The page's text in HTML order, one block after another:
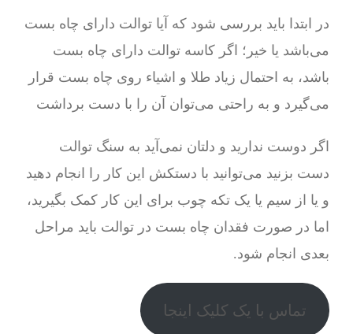
در ابتدا باید بررسی شود که آیا توالت دارای چاه بست
می‌باشد یا خیر؛ اگر کاسه توالت دارای چاه بست
باشد، به احتمال زیاد طلا و اشیاء روی چاه بست قرار
می‌گیرد و به راحتی می‌توان آن را با دست برداشت
اگر دوست ندارید و دلتان نمی‌آید به سنگ توالت
دست بزنید می‌توانید با دستکش این کار را انجام دهید
و یا از سیم یا یک تکه چوب برای این کار کمک بگیرید،
اما در صورت فقدان چاه بست در توالت باید مراحل
بعدی انجام شود.
تماس با یک کلیک اینجا